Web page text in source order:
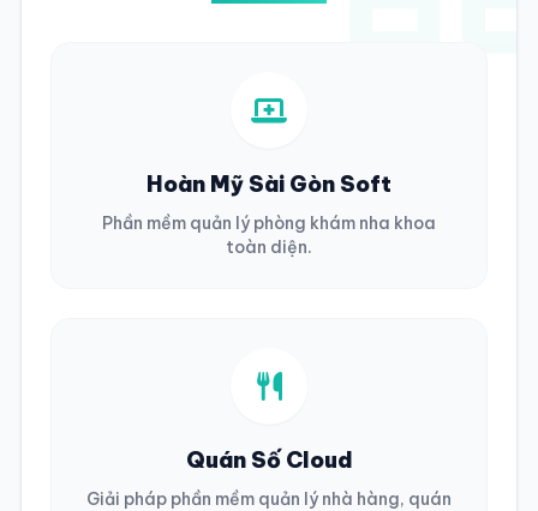
Hoàn Mỹ Sài Gòn Soft
Phần mềm quản lý phòng khám nha khoa
toàn diện.
Quán Số Cloud
Giải pháp phần mềm quản lý nhà hàng, quán